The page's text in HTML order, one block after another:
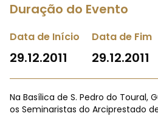
Duração do Evento
Data de Início
29.12.2011
Data de Fim
29.12.2011
Na Basílica de S. Pedro do Toural,
os Seminaristas do Arciprestado